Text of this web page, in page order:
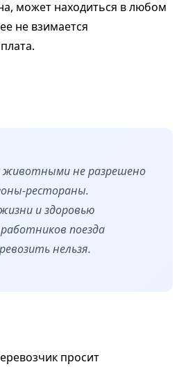
может находиться в любом
не взимается
животными не разрешено
рестораны.
и здоровью
поезда
нельзя.
просит